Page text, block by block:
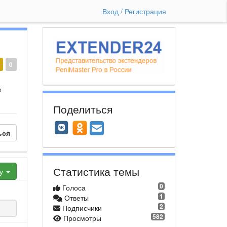
Вход / Регистрация
0
Поделиться
Статистика темы
0
Голоса
1
Ответы
2
Подписчики
582
Просмотры